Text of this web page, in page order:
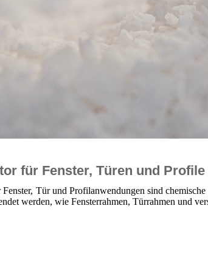
für Fenster, Türen und Profile
Tür und Profilanwendungen sind
werden, wie Fensterrahmen, Türrahmen und